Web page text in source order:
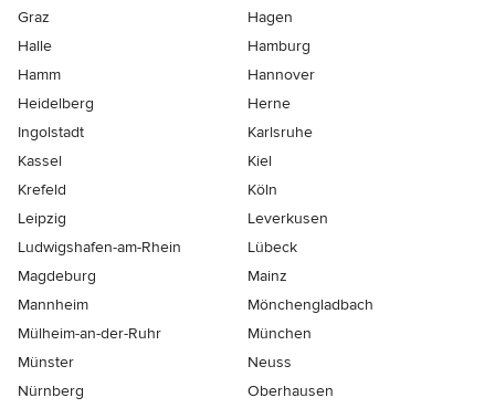
Graz
Hagen
Halle
Hamburg
Hamm
Hannover
Heidelberg
Herne
Ingolstadt
Karlsruhe
Kassel
Kiel
Krefeld
Köln
Leipzig
Leverkusen
Ludwigshafen-am-Rhein
Lübeck
Magdeburg
Mainz
Mannheim
Mönchen­gladbach
Mülheim-an-der-Ruhr
München
Münster
Neuss
Nürnberg
Oberhausen